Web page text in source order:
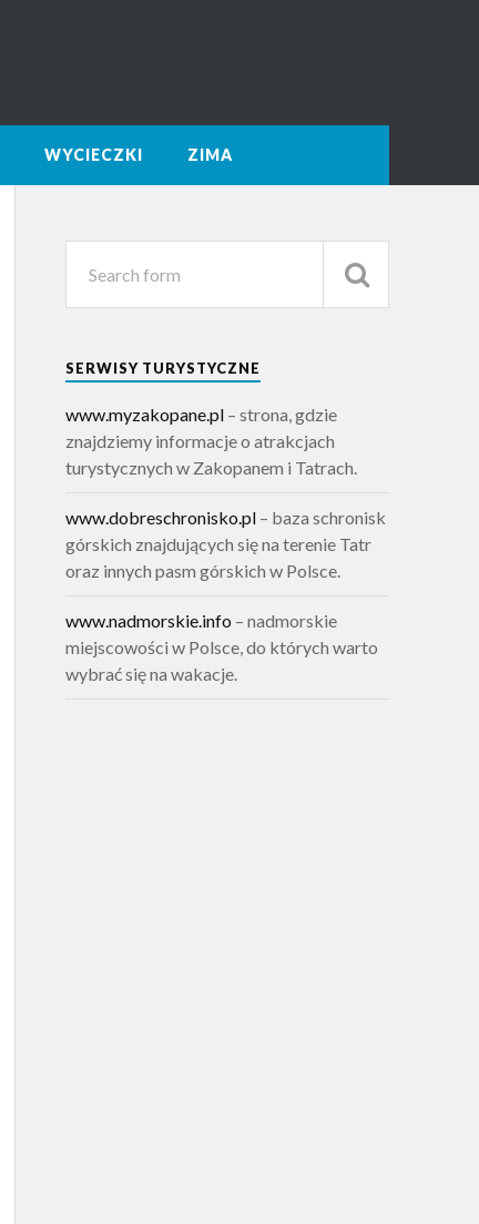
WYCIECZKI ZIMA
SERWISY TURYSTYCZNE
www.myzakopane.pl– strona, gdzie
znajdziemy informacje o atrakcjach
turystycznych w Zakopanem i Tatrach.
www.dobreschronisko.pl– baza schronisk
górskich znajdujących się na terenie Tatr
oraz innych pasm górskich w Polsce.
www.nadmorskie.info – nadmorskie
miejscowości w Polsce, do których warto
wybrać się na wakacje.